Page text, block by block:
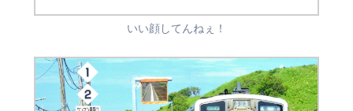
いい顔してんねぇ！